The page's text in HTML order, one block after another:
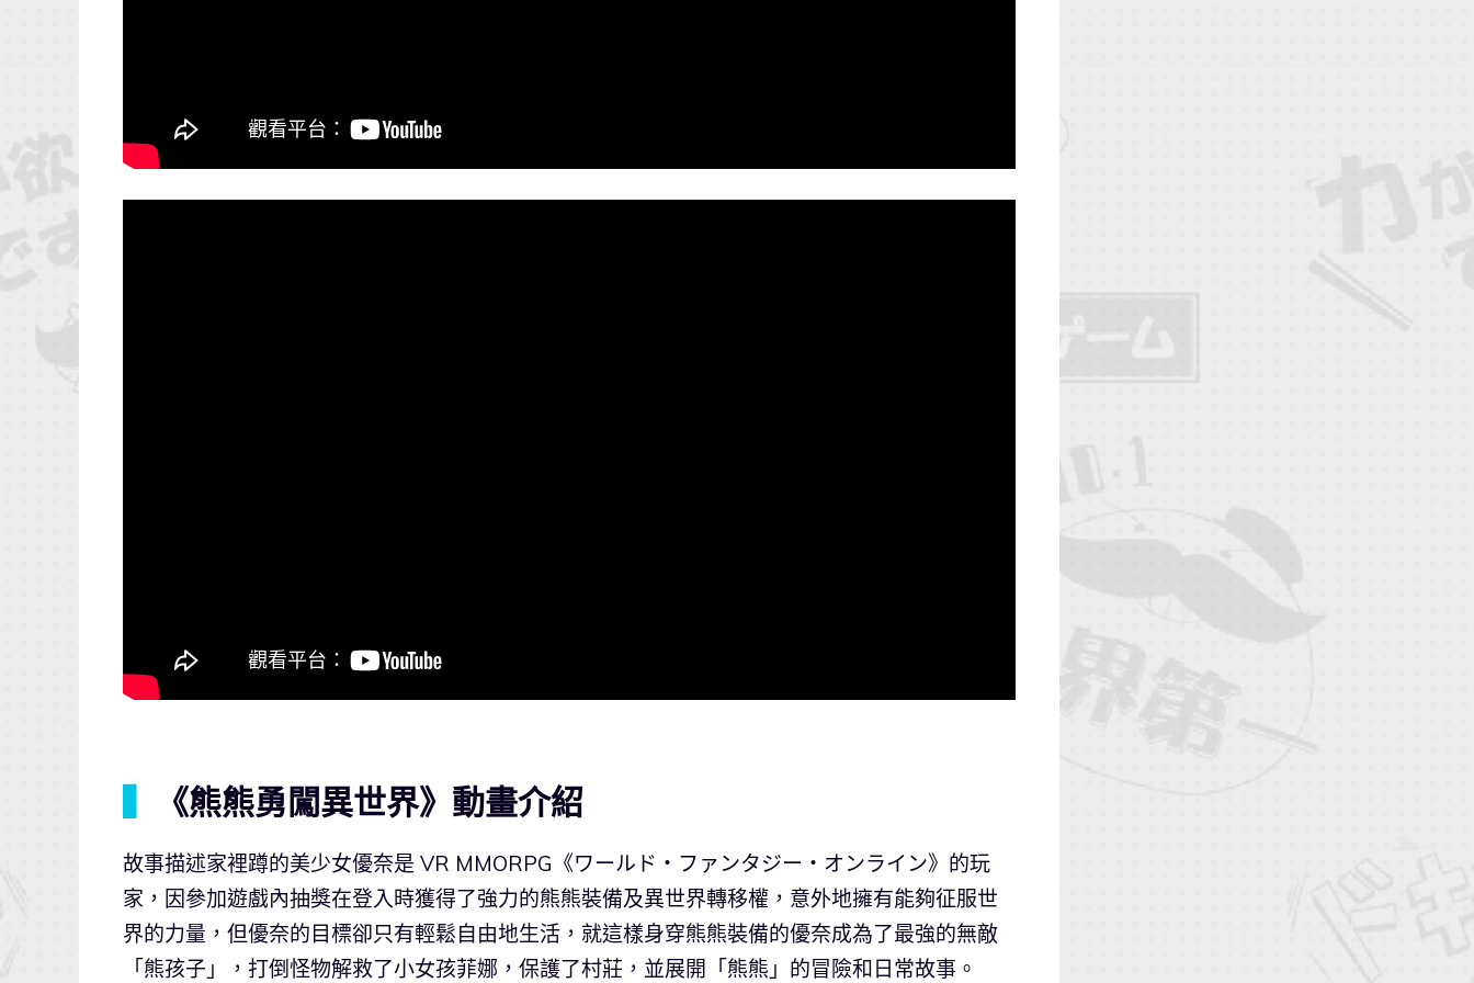
《熊熊勇闖異世界》動畫介紹
故事描述家裡蹲的美少女優奈是 VR MMORPG《ワールド・ファンタジー・オンライン》的玩
家，因參加遊戲內抽獎在登入時獲得了強力的熊熊裝備及異世界轉移權，意外地擁有能夠征服世
界的力量，但優奈的目標卻只有輕鬆自由地生活，就這樣身穿熊熊裝備的優奈成為了最強的無敵
「熊孩子」，打倒怪物解救了小女孩菲娜，保護了村莊，並展開「熊熊」的冒險和日常故事。